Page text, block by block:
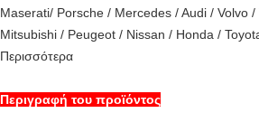
Maserati/ Porsche / Mercedes / Audi / Volvo
Mitsubishi / Peugeot / Nissan / Honda /
Περισσότερα
Περιγραφή του προϊόντος